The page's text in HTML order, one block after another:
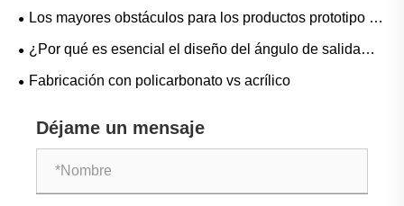
Los mayores obstáculos para los productos prototipo (y
cómo evitarlos)
¿Por qué es esencial el diseño del ángulo de salida
para el moldeo por inyección?
Fabricación con policarbonato vs acrílico
Déjame un mensaje